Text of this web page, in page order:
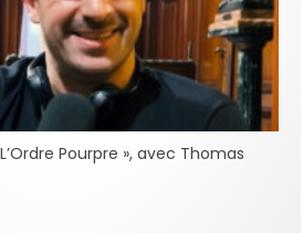
Pourpre », avec Thomas